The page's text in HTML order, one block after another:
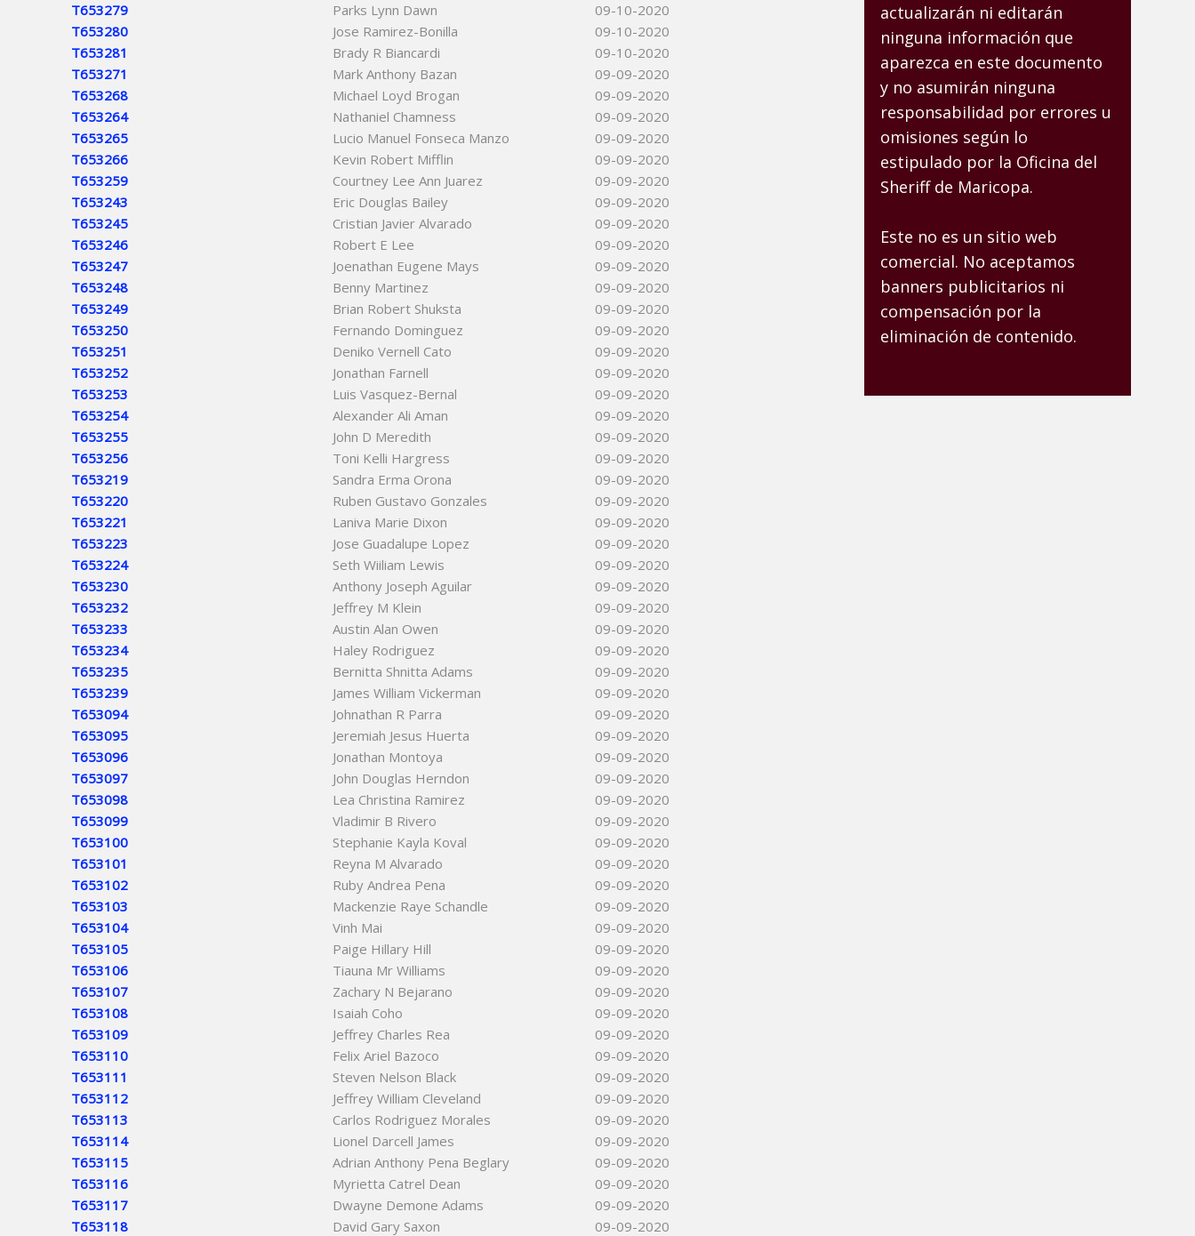
T653279
Parks Lynn Dawn
09-10-2020
T653280
Jose Ramirez-Bonilla
09-10-2020
T653281
Brady R Biancardi
09-10-2020
T653271
Mark Anthony Bazan
09-09-2020
T653268
Michael Loyd Brogan
09-09-2020
T653264
Nathaniel Chamness
09-09-2020
T653265
Lucio Manuel Fonseca Manzo
09-09-2020
T653266
Kevin Robert Mifflin
09-09-2020
T653259
Courtney Lee Ann Juarez
09-09-2020
T653243
Eric Douglas Bailey
09-09-2020
T653245
Cristian Javier Alvarado
09-09-2020
T653246
Robert E Lee
09-09-2020
T653247
Joenathan Eugene Mays
09-09-2020
T653248
Benny Martinez
09-09-2020
T653249
Brian Robert Shuksta
09-09-2020
T653250
Fernando Dominguez
09-09-2020
T653251
Deniko Vernell Cato
09-09-2020
T653252
Jonathan Farnell
09-09-2020
T653253
Luis Vasquez-Bernal
09-09-2020
T653254
Alexander Ali Aman
09-09-2020
T653255
John D Meredith
09-09-2020
T653256
Toni Kelli Hargress
09-09-2020
T653219
Sandra Erma Orona
09-09-2020
T653220
Ruben Gustavo Gonzales
09-09-2020
T653221
Laniva Marie Dixon
09-09-2020
T653223
Jose Guadalupe Lopez
09-09-2020
T653224
Seth Wiiliam Lewis
09-09-2020
T653230
Anthony Joseph Aguilar
09-09-2020
T653232
Jeffrey M Klein
09-09-2020
T653233
Austin Alan Owen
09-09-2020
T653234
Haley Rodriguez
09-09-2020
T653235
Bernitta Shnitta Adams
09-09-2020
T653239
James William Vickerman
09-09-2020
T653094
Johnathan R Parra
09-09-2020
T653095
Jeremiah Jesus Huerta
09-09-2020
T653096
Jonathan Montoya
09-09-2020
T653097
John Douglas Herndon
09-09-2020
T653098
Lea Christina Ramirez
09-09-2020
T653099
Vladimir B Rivero
09-09-2020
T653100
Stephanie Kayla Koval
09-09-2020
T653101
Reyna M Alvarado
09-09-2020
T653102
Ruby Andrea Pena
09-09-2020
T653103
Mackenzie Raye Schandle
09-09-2020
T653104
Vinh Mai
09-09-2020
T653105
Paige Hillary Hill
09-09-2020
T653106
Tiauna Mr Williams
09-09-2020
T653107
Zachary N Bejarano
09-09-2020
T653108
Isaiah Coho
09-09-2020
T653109
Jeffrey Charles Rea
09-09-2020
T653110
Felix Ariel Bazoco
09-09-2020
T653111
Steven Nelson Black
09-09-2020
T653112
Jeffrey William Cleveland
09-09-2020
T653113
Carlos Rodriguez Morales
09-09-2020
T653114
Lionel Darcell James
09-09-2020
T653115
Adrian Anthony Pena Beglary
09-09-2020
T653116
Myrietta Catrel Dean
09-09-2020
T653117
Dwayne Demone Adams
09-09-2020
T653118
David Gary Saxon
09-09-2020
actualizarán ni editarán
ninguna información que
aparezca en este documento
y no asumirán ninguna
responsabilidad por errores u
omisiones según lo
estipulado por la Oficina del
Sheriff de Maricopa.
Este no es un sitio web
comercial. No aceptamos
banners publicitarios ni
compensación por la
eliminación de contenido.